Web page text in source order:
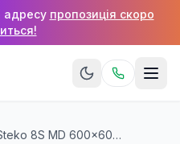
адресу пропозиція скоро
Вікно Steko 8S MD 600×600 мм (1 стулка)